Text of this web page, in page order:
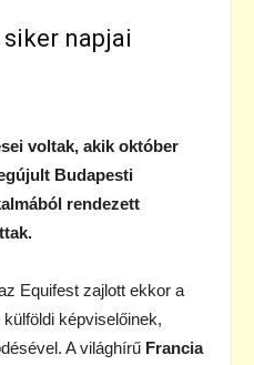
napjai
voltak, akik október
Budapesti
rendezett
Equifest zajlott ekkor a
képviselőinek,
A világhírű Francia